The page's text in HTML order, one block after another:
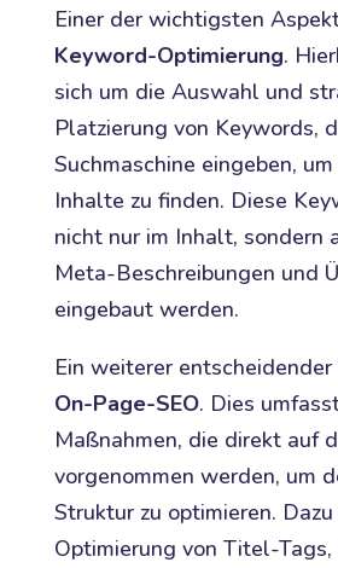
Einer der wichtigsten
Keyword-Optimierung.
sich um die Auswahl und
Platzierung von Keywords,
Suchmaschine eingeben,
Inhalte zu finden. Diese
nicht nur im Inhalt, sondern
Meta-Beschreibungen und
eingebaut werden.
Ein weiterer
On-Page-SEO. Dies
Maßnahmen, die direkt auf
vorgenommen werden, um
Struktur zu optimieren.
Optimierung von Titel-